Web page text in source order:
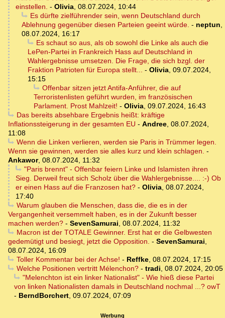
einstellen. - Olivia, 08.07.2024, 10:44
Es dürfte zielführender sein, wenn Deutschland durch
Ablehnung gegenüber diesen Parteien geeint würde. - neptun,
08.07.2024, 16:17
Es schaut so aus, als ob sowohl die Linke als auch die
LePen-Partei in Frankreich Hass auf Deutschland in
Wahlergebnisse umsetzen. Die Frage, die sich bzgl. der
Fraktion Patrioten für Europa stellt... - Olivia, 09.07.2024,
15:15
Offenbar sitzen jetzt Antifa-Anführer, die auf
Terroristenlisten geführt wurden, im französischen
Parlament. Prost Mahlzeit! - Olivia, 09.07.2024, 16:43
Das bereits absehbare Ergebnis heißt: kräftige
Inflationssteigerung in der gesamten EU - Andree, 08.07.2024,
11:08
Wenn die Linken verlieren, werden sie Paris in Trümmer legen.
Wenn sie gewinnen, werden sie alles kurz und klein schlagen. -
Ankawor, 08.07.2024, 11:32
"Paris brennt" - Offenbar feiern Linke und Islamisten ihren
Sieg. Derweil freut sich Scholz über die Wahlergebnisse.... :-) Ob
er einen Hass auf die Franzosen hat? - Olivia, 08.07.2024,
17:40
Warum glauben die Menschen, dass die, die es in der
Vergangenheit versemmelt haben, es in der Zukunft besser
machen werden? - SevenSamurai, 08.07.2024, 11:32
Macron ist der TOTALE Gewinner. Erst hat er die Gelbwesten
gedemütigt und besiegt, jetzt die Opposition. - SevenSamurai,
08.07.2024, 16:09
Toller Kommentar bei der Achse! - Reffke, 08.07.2024, 17:15
Welche Positionen vertritt Mélenchon?- tradi, 08.07.2024, 20:05
"Melenchton ist ein linker Nationalist" - Wie hieß diese Partei
von linken Nationalisten damals in Deutschland nochmal ...? owT
- BerndBorchert, 09.07.2024, 07:09
Werbung